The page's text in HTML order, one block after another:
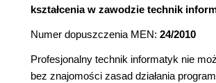
kształcenia w zawodzie technik
Numer dopuszczenia MEN: 24/2010
Profesjonalny technik informatyk nie
bez znajomości zasad działania